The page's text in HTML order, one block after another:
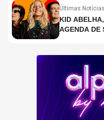
Últimas Notícias
KID
AGENDA DE